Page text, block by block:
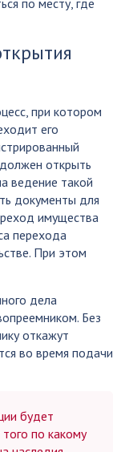
по месту, где
при котором
его
открыть
ведение такой
документы для
имущества
перехода
При этом
дела
Без
откажут
во время подачи
будет
по какому